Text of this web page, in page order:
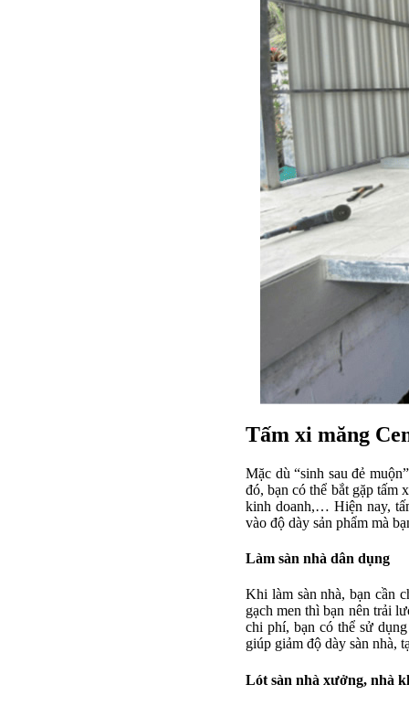
Tấm xi măng
Mặc dù “sinh sau đẻ
đó, bạn có thể bắt gặp tấm
kinh doanh,… Hiện nay,
vào độ dày sản phẩm mà
Làm sàn nhà dân dụng
Khi làm sàn nhà, bạn cần
gạch men thì bạn nên trải
chi phí, bạn có thể sử
giúp giảm độ dày sàn nhà,
Lót sàn nhà xưởng, nhà